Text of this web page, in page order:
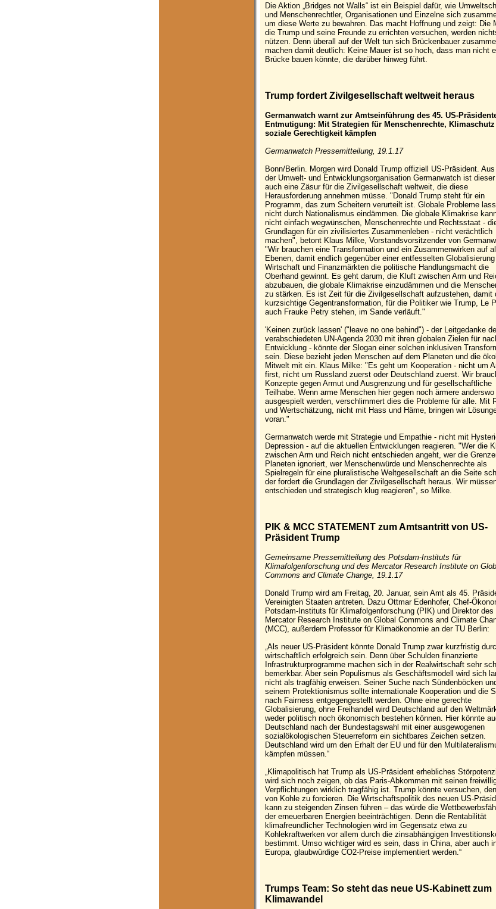
Die Aktion „Bridges not Walls“ ist ein Beispiel dafür, wie
und Menschenrechtler, Organisationen und Einzelne sich
um diese Werte zu bewahren. Das macht Hoffnung und zeigt: Die
die Trump und seine Freunde zu errichten versuchen, werden
nützen. Denn überall auf der Welt tun sich Brückenbauer
machen damit deutlich: Keine Mauer ist so hoch, dass man nicht
Brücke bauen könnte, die darüber hinweg führt.
Trump fordert Zivilgesellschaft weltweit heraus
Germanwatch warnt zur Amtseinführung des 45. US-
Entmutigung: Mit Strategien für Menschenrechte,
soziale Gerechtigkeit kämpfen
Germanwatch Pressemitteilung, 19.1.17
Bonn/Berlin. Morgen wird Donald Trump offiziell US-Präsident.
der Umwelt- und Entwicklungsorganisation Germanwatch ist dieser
auch eine Zäsur für die Zivilgesellschaft weltweit, die diese
Herausforderung annehmen müsse. "Donald Trump steht für ein
Programm, das zum Scheitern verurteilt ist. Globale Probleme
nicht durch Nationalismus eindämmen. Die globale Klimakrise
nicht einfach wegwünschen, Menschenrechte und Rechtsstaat -
Grundlagen für ein zivilisiertes Zusammenleben - nicht verächtlich
machen", betont Klaus Milke, Vorstandsvorsitzender von
"Wir brauchen eine Transformation und ein Zusammenwirken auf
Ebenen, damit endlich gegenüber einer entfesselten
Wirtschaft und Finanzmärkten die politische Handlungsmacht die
Oberhand gewinnt. Es geht darum, die Kluft zwischen Arm und
abzubauen, die globale Klimakrise einzudämmen und die
zu stärken. Es ist Zeit für die Zivilgesellschaft aufzustehen, damit
kurzsichtige Gegentransformation, für die Politiker wie Trump, Le
auch Frauke Petry stehen, im Sande verläuft."
'Keinen zurück lassen' ("leave no one behind") - der Leitgedanke
verabschiedeten UN-Agenda 2030 mit ihren globalen Zielen für
Entwicklung - könnte der Slogan einer solchen inklusiven
sein. Diese bezieht jeden Menschen auf dem Planeten und die
Mitwelt mit ein. Klaus Milke: "Es geht um Kooperation - nicht um
first, nicht um Russland zuerst oder Deutschland zuerst. Wir
Konzepte gegen Armut und Ausgrenzung und für gesellschaftliche
Teilhabe. Wenn arme Menschen hier gegen noch ärmere anderswo
ausgespielt werden, verschlimmert dies die Probleme für alle. Mit
und Wertschätzung, nicht mit Hass und Häme, bringen wir
voran."
Germanwatch werde mit Strategie und Empathie - nicht mit
Depression - auf die aktuellen Entwicklungen reagieren. "Wer die
zwischen Arm und Reich nicht entschieden angeht, wer die
Planeten ignoriert, wer Menschenwürde und Menschenrechte als
Spielregeln für eine pluralistische Weltgesellschaft an die Seite
der fordert die Grundlagen der Zivilgesellschaft heraus. Wir
entschieden und strategisch klug reagieren", so Milke.
PIK & MCC STATEMENT zum Amtsantritt von US-
Präsident Trump
Gemeinsame Pressemitteilung des Potsdam-Instituts für
Klimafolgenforschung und des Mercator Research Institute on
Commons and Climate Change, 19.1.17
Donald Trump wird am Freitag, 20. Januar, sein Amt als 45.
Vereinigten Staaten antreten. Dazu Ottmar Edenhofer, Chef-
Potsdam-Instituts für Klimafolgenforschung (PIK) und Direktor des
Mercator Research Institute on Global Commons and Climate
(MCC), außerdem Professor für Klimaökonomie an der TU Berlin:
„Als neuer US-Präsident könnte Donald Trump zwar kurzfristig
wirtschaftlich erfolgreich sein. Denn über Schulden finanzierte
Infrastrukturprogramme machen sich in der Realwirtschaft sehr
bemerkbar. Aber sein Populismus als Geschäftsmodell wird sich
nicht als tragfähig erweisen. Seiner Suche nach Sündenböcken
seinem Protektionismus sollte internationale Kooperation und die
nach Fairness entgegengestellt werden. Ohne eine gerechte
Globalisierung, ohne Freihandel wird Deutschland auf den
weder politisch noch ökonomisch bestehen können. Hier könnte
Deutschland nach der Bundestagswahl mit einer ausgewogenen
sozialökologischen Steuerreform ein sichtbares Zeichen setzen.
Deutschland wird um den Erhalt der EU und für den
kämpfen müssen.“
„Klimapolitisch hat Trump als US-Präsident erhebliches
wird sich noch zeigen, ob das Paris-Abkommen mit seinen
Verpflichtungen wirklich tragfähig ist. Trump könnte versuchen,
von Kohle zu forcieren. Die Wirtschaftspolitik des neuen US-
kann zu steigenden Zinsen führen – das würde die
der erneuerbaren Energien beeinträchtigen. Denn die Rentabilität
klimafreundlicher Technologien wird im Gegensatz etwa zu
Kohlekraftwerken vor allem durch die zinsabhängigen
bestimmt. Umso wichtiger wird es sein, dass in China, aber auch
Europa, glaubwürdige CO2-Preise implementiert werden.“
Trumps Team: So steht das neue US-Kabinett zum
Klimawandel